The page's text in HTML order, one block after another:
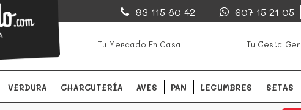
mejores productos de los mejores mercados de
93 115 80 42 607 15 21 05
Tu Mercado En Casa Tu Cesta
VERDURA CHARCUTERÍA AVES PAN LEGUMBRES SETAS